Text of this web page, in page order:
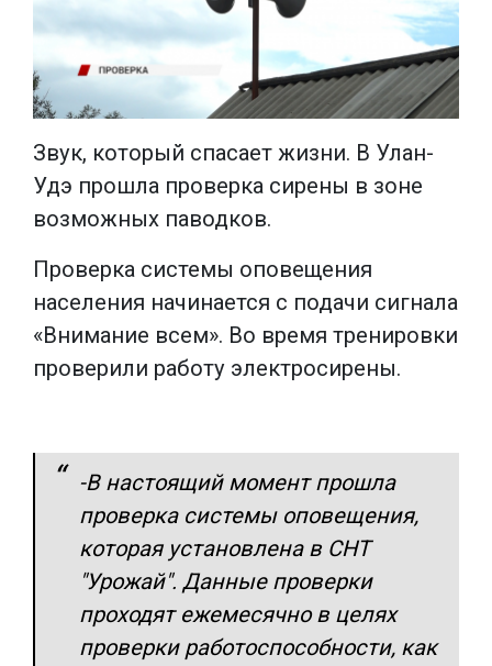
Звук, который спасает жизни. В Улан-
Удэ прошла проверка сирены в зоне
возможных паводков.
Проверка системы оповещения
населения начинается с подачи сигнала
«Внимание всем». Во время тренировки
проверили работу электросирены.
-В настоящий момент прошла
проверка системы оповещения,
которая установлена в СНТ
"Урожай". Данные проверки
проходят ежемесячно в целях
проверки работоспособности, как